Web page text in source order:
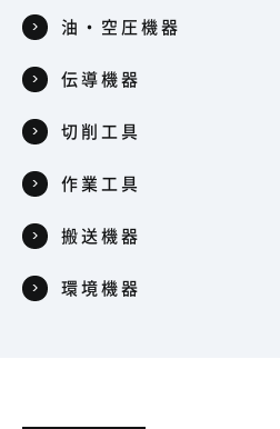
油・空圧機器
伝導機器
切削工具
作業工具
搬送機器
環境機器